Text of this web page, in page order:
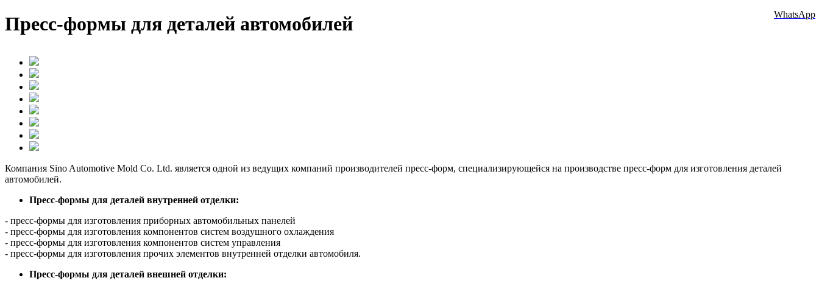
Пресс-формы для деталей автомобилей
Компания Sino Automotive Mold Co. Ltd. является одной из ведущих компаний производителей пресс-форм, специализирующейся на производстве пресс-форм для изготовления деталей
автомобилей.
Пресс-формы для деталей внутренней отделки:
- пресс-формы для изготовления приборных автомобильных панелей
- пресс-формы для изготовления компонентов систем воздушного охлаждения
- пресс-формы для изготовления компонентов систем управления
- пресс-формы для изготовления прочих элементов внутренней отделки автомобиля.
Пресс-формы для деталей внешней отделки:
WhatsApp